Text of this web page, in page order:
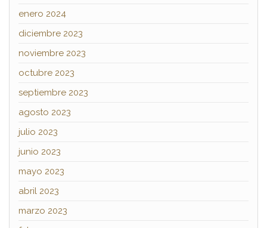
enero 2024
diciembre 2023
noviembre 2023
octubre 2023
septiembre 2023
agosto 2023
julio 2023
junio 2023
mayo 2023
abril 2023
marzo 2023